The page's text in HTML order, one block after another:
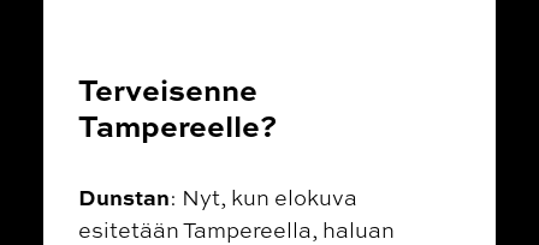
Terveisenne
Tampereelle?
Dunstan: Nyt, kun elokuva
esitetään Tampereella, haluan